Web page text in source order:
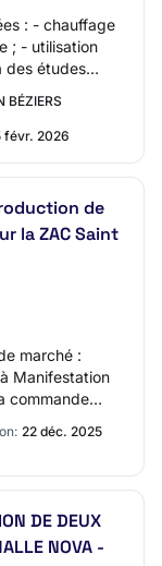
: - chauffage
; - utilisation
des études
BÉZIERS
févr. 2026
de
la ZAC Saint
marché :
Manifestation
commande
22 déc. 2025
DE DEUX
NOVA -